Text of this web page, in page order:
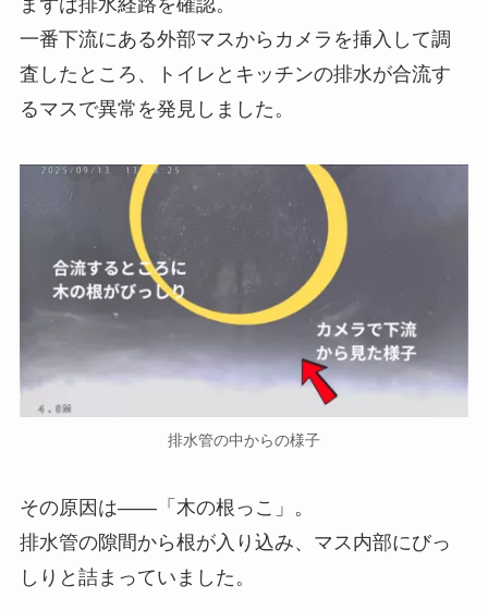
一番下流にある外部マスからカメラを挿入して調
査したところ、トイレとキッチンの排水が合流す
るマスで異常を発見しました。
排水管の中からの様子
その原因は——「木の根っこ」。
排水管の隙間から根が入り込み、マス内部にびっ
しりと詰まっていました。